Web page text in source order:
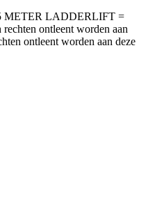
METER LADDERLIFT =
ontleent worden aan
ontleent worden aan deze